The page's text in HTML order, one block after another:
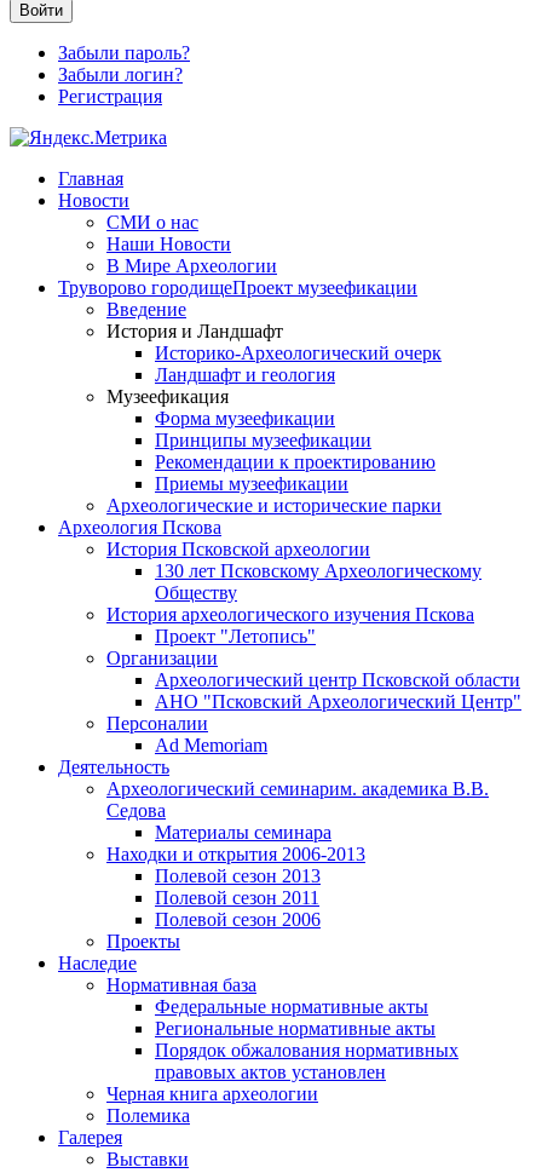
Войти
Забыли пароль?
Забыли логин?
Регистрация
Главная
Новости
СМИ о нас
Наши Новости
В Мире Археологии
Труворово городищеПроект музеефикации
Введение
История и Ландшафт
Историко-Археологический очерк
Ландшафт и геология
Музеефикация
Форма музеефикации
Принципы музеефикации
Рекомендации к проектированию
Приемы музеефикации
Археологические и исторические парки
Археология Пскова
История Псковской археологии
130 лет Псковскому Археологическому
Обществу
История археологического изучения Пскова
Проект "Летопись"
Организации
Археологический центр Псковской области
АНО "Псковский Археологический Центр"
Персоналии
Ad Memoriam
Деятельность
Археологический семинарим. академика В.В.
Седова
Материалы семинара
Находки и открытия 2006-2013
Полевой сезон 2013
Полевой сезон 2011
Полевой сезон 2006
Проекты
Наследие
Нормативная база
Федеральные нормативные акты
Региональные нормативные акты
Порядок обжалования нормативных
правовых актов установлен
Черная книга археологии
Полемика
Галерея
Выставки